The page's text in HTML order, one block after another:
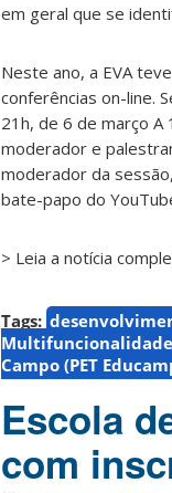
em geral que se
Neste ano, a EVA
conferências on-line.
21h, de 6 de março A
moderador e
moderador da
bate-papo do
> Leia a notícia
Tags:
Multifuncionalidade
Campo (PET
Escola
com